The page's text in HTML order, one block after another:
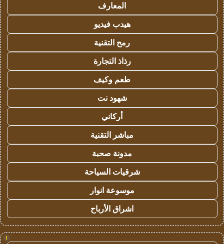
المعارف
هيدب فيديو
رمح التقنية
رذاذ التجارة
طعم وكيف
شهود نت
أركاني
مباشر التقنية
مدونة صحبة
شرقيات السياحة
موسوعة انوار
اشراق الأرباح
!